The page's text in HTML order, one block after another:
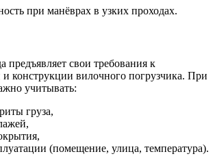
при манёврах в узких проходах.
предъявляет свои требования к
и конструкции вилочного погрузчика. При
учитывать:
груза,
(помещение, улица, температура).